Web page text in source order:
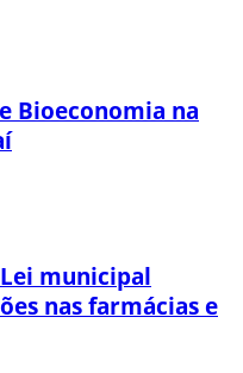
Bioeconomia na
municipal
nas farmácias e